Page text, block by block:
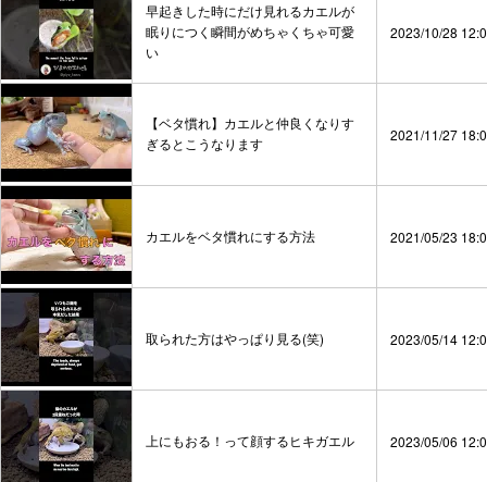
早起きした時にだけ見れるカエルが
眠りにつく瞬間がめちゃくちゃ可愛
い
2023/10/28
【ベタ慣れ】カエルと仲良くなりす
ぎるとこうなります
2021/11/27
カエルをベタ慣れにする方法 2021/05/23
取られた方はやっぱり見る(笑) 2023/05/14
上にもおる！って顔するヒキガエル 2023/05/06